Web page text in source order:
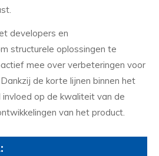
developers en
structurele oplossingen te
mee over verbeteringen voor
de korte lijnen binnen het
op de kwaliteit van de
van het product.